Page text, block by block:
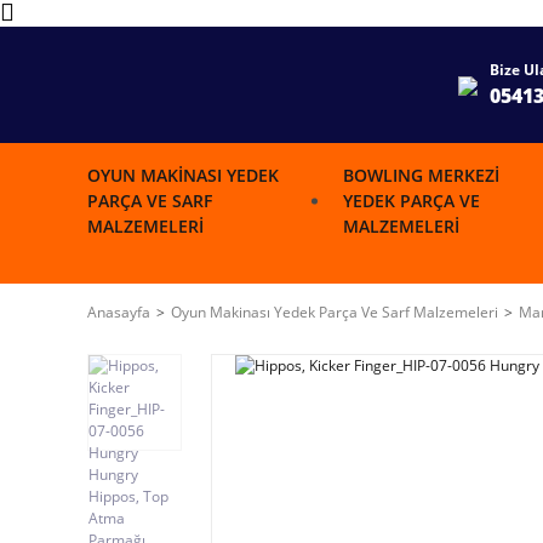
Bize
OYUN MAKINASI YEDEK
PARÇA VE SARF
MALZEMELERI
BOWLING MERKEZI
YEDEK PARÇA VE
MALZEMELERI
Anasayfa Oyun Makinası Yedek Parça Ve Sarf Malzemeleri